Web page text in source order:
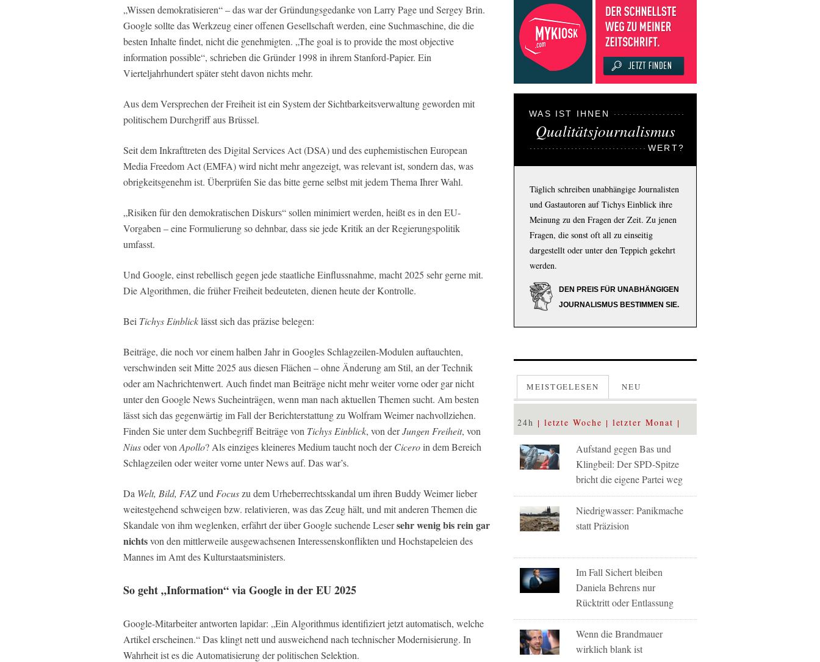
„Wissen demokratisieren“ – das war der Gründungsgedanke von Larry Page und Sergey Brin.
Google sollte das Werkzeug einer offenen Gesellschaft werden, eine Suchmaschine, die die
besten Inhalte findet, nicht die genehmigten. „The goal is to provide the most objective
information possible“, schrieben die Gründer 1998 in ihrem Stanford-Papier. Ein
Vierteljahrhundert später steht davon nichts mehr.
Aus dem Versprechen der Freiheit ist ein System der Sichtbarkeitsverwaltung geworden mit
politischem Durchgriff aus Brüssel.
Seit dem Inkrafttreten des Digital Services Act (DSA) und des euphemistischen European
Media Freedom Act (EMFA) wird nicht mehr angezeigt, was relevant ist, sondern das, was
obrigkeitsgenehm ist. Überprüfen Sie das bitte gerne selbst mit jedem Thema Ihrer Wahl.
„Risiken für den demokratischen Diskurs“ sollen minimiert werden, heißt es in den EU-
Vorgaben – eine Formulierung so dehnbar, dass sie jede Kritik an der Regierungspolitik
umfasst.
Und Google, einst rebellisch gegen jede staatliche Einflussnahme, macht 2025 sehr gerne mit.
Die Algorithmen, die früher Freiheit bedeuteten, dienen heute der Kontrolle.
Bei Tichys Einblicklässt sich das präzise belegen:
Beiträge, die noch vor einem halben Jahr in Googles Schlagzeilen-Modulen auftauchten,
verschwinden seit Mitte 2025 aus diesen Flächen – ohne Änderung am Stil, an der Technik
oder am Nachrichtenwert. Auch findet man Beiträge nicht mehr weiter vorne oder gar nicht
unter den Google News Sucheinträgen, wenn man nach aktuellen Themen sucht. Am besten
lässt sich das gegenwärtig im Fall der Berichterstattung zu Wolfram Weimer nachvollziehen.
Finden Sie unter dem Suchbegriff Beiträge von Tichys Einblick, von derJungen Freiheit, von
Niusoder von Apollo? Als einziges kleineres Medium taucht noch derCiceroin dem Bereich
Schlagzeilen oder weiter vorne unter News auf. Das war’s.
Da Welt, Bild, FAZund Focuszu dem Urheberrechtsskandal um ihren Buddy Weimer lieber
weitestgehend schweigen bzw. relativieren, was das Zeug hält, und mit anderen Themen die
Skandale von ihm weglenken, erfährt der über Google suchende Lesersehr wenig bis rein gar
nichtsvon den mittlerweile ausgewachsenen Interessenskonflikten und Hochstapeleien des
Mannes im Amt des Kulturstaatsministers.
So geht „Information“ via Google in der EU 2025
Google-Mitarbeiter antworten lapidar: „Ein Algorithmus identifiziert jetzt automatisch, welche
Artikel erscheinen.“ Das klingt nett und ausweichend nach technischer Modernisierung. In
Wahrheit ist es die Automatisierung der politischen Selektion.
WAS IST IHNEN
Qualitätsjournalismus
WERT?
Täglich schreiben unabhängige Journalisten
und Gastautoren auf Tichys Einblick ihre
Meinung zu den Fragen der Zeit. Zu jenen
Fragen, die sonst oft all zu einseitig
dargestellt oder unter den Teppich gekehrt
werden.
DEN PREIS FÜR UNABHÄNGIGEN
JOURNALISMUS BESTIMMEN SIE.
MEISTGELESEN NEU
24h letzte Woche letzter Monat
Aufstand gegen Bas und
Klingbeil: Der SPD-Spitze
bricht die eigene Partei weg
Niedrigwasser: Panikmache
statt Präzision
Im Fall Sichert bleiben
Daniela Behrens nur
Rücktritt oder Entlassung
Wenn die Brandmauer
wirklich blank ist